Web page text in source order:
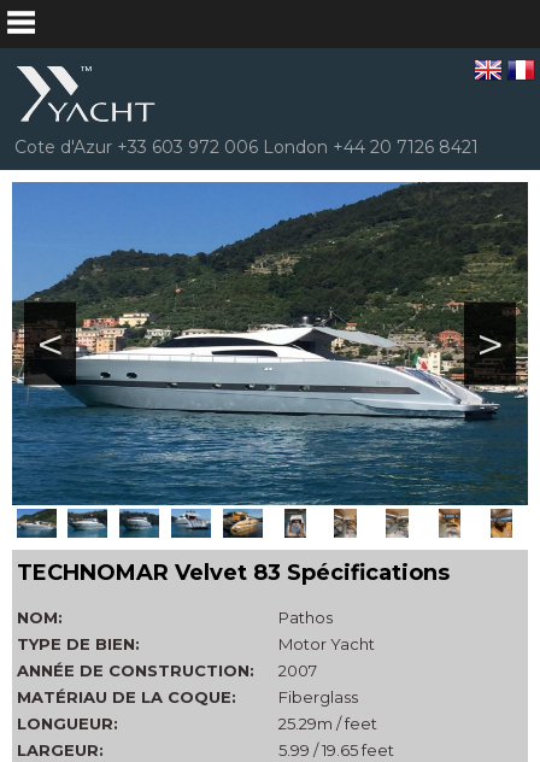
Cote d'Azur +33 603 972 006 London +44 20 7126 8421
>
<
TECHNOMAR Velvet 83 Spécifications
NOM:
Pathos
TYPE DE BIEN:
Motor Yacht
ANNÉE DE CONSTRUCTION:
2007
MATÉRIAU DE LA COQUE:
Fiberglass
LONGUEUR:
25.29m / feet
LARGEUR:
5.99 / 19.65 feet